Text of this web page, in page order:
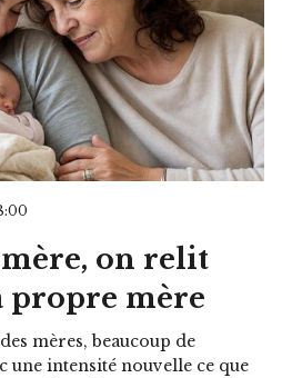
on relit
propre mère
mères, beaucoup de
une intensité nouvelle ce que